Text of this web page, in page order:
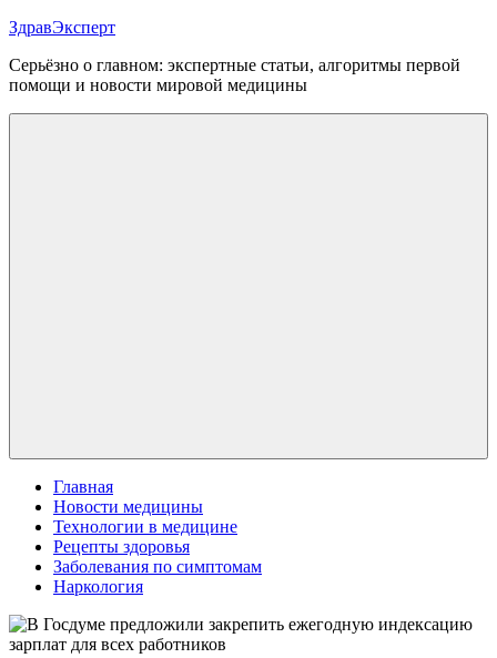
Перейти
содержимому
ЗдравЭксперт
Серьёзно о главном: экспертные статьи, алгоритмы первой
помощи и новости мировой медицины
Главная
Новости медицины
Технологии в медицине
Рецепты здоровья
Заболевания по симптомам
Наркология